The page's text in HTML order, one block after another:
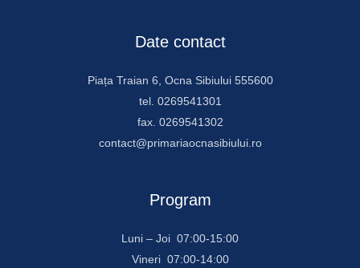
Date contact
Piața Traian 6, Ocna Sibiului 555600
tel. 0269541301
fax. 0269541302
contact@primariaocnasibiului.ro
Program
Luni – Joi 07:00-15:00
Vineri 07:00-14:00